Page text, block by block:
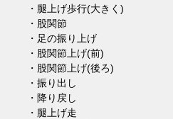
・腿上げ歩行(大きく)
・股関節
・足の振り上げ
・股関節上げ(前)
・股関節上げ(後ろ)
・振り出し
・降り戻し
・腿上げ走